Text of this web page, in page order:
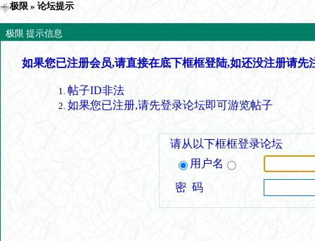
极限 » 论坛提示
极限 提示信息
如果您已注册会员,请直接在底下框框登陆,如还没注册请先
帖子ID非法
如果您已注册,请先登录论坛即可游览帖子
请从以下框框登录论坛
用户名
密 码